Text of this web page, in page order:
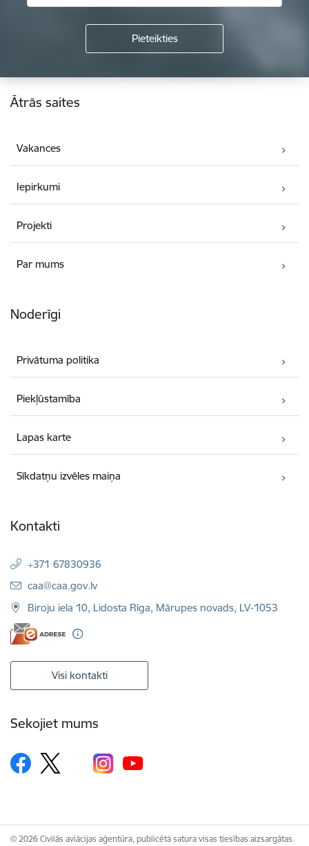
Kājene
Ātrās saites
Vakances
Iepirkumi
Projekti
Par mums
Noderīgi
Privātuma politika
Piekļūstamība
Lapas karte
Sīkdatņu izvēles maiņa
Kontakti
+371 67830936
E-pasts:
caa@caa.gov.lv
Biroju iela 10, Lidosta Rīga, Mārupes novads, LV-1053
Visi kontakti
Sekojiet mums
© 2026 Civilās aviācijas aģentūra, publicētā satura visas tiesības aizsargātas.